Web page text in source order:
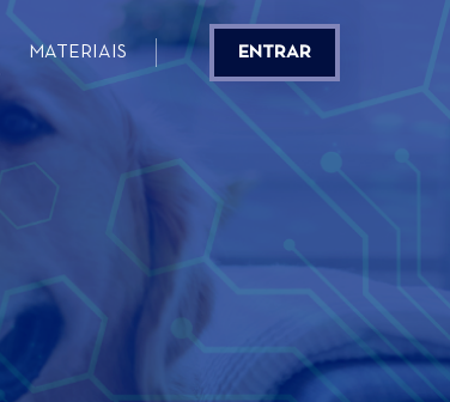
MATERIAIS ENTRAR